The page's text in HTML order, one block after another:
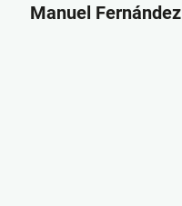
Manuel Fernández